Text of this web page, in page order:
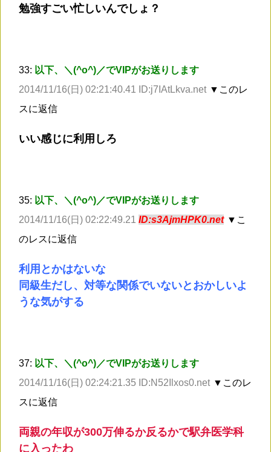
勉強すごい忙しいんでしょ？
33: 以下、＼(^o^)／でVIPがお送りします
2014/11/16(日) 02:21:40.41 ID:j7IAtLkva.net ▼このレ
スに返信
いい感じに利用しろ
35: 以下、＼(^o^)／でVIPがお送りします
2014/11/16(日) 02:22:49.21 ID:s3AjmHPK0.net ▼こ
のレスに返信
利用とかはないな
同級生だし、対等な関係でいないとおかしいよ
うな気がする
37: 以下、＼(^o^)／でVIPがお送りします
2014/11/16(日) 02:24:21.35 ID:N52Ilxos0.net ▼このレ
スに返信
両親の年収が300万伸るか反るかで駅弁医学科
に入ったわ